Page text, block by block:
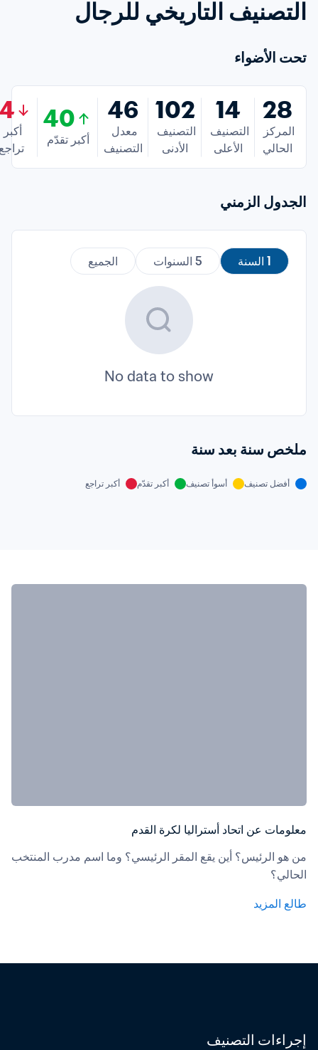
التصنيف التاريخي للرجال
تحت الأضواء
28
الحالي
14
الأعلى
102
الأدنى
46
التصنيف
40
أكبر تقدّم
الجدول الزمني
1 السنة 5 السنوات الجميع
No data to show
ملخص سنة بعد سنة
أفضل تصنيف أسوأ تصنيف أكبر تقدّم أكبر تراجع
معلومات عن اتحاد أستراليا لكرة القدم
الحالي؟
طالع المزيد
إجراءات التصنيف